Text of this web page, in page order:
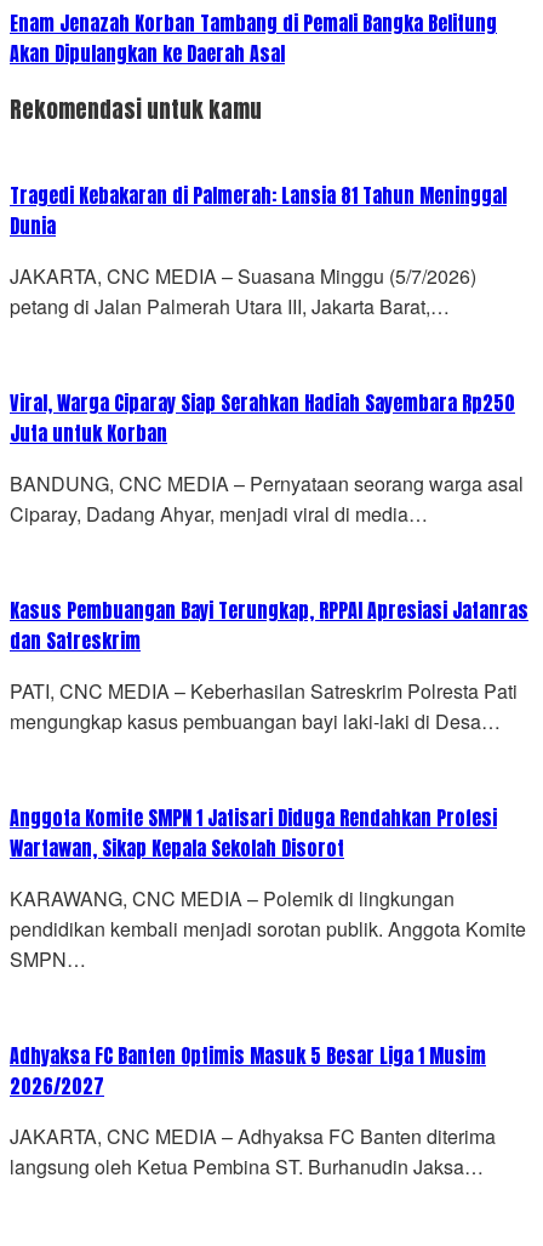
Enam Jenazah Korban Tambang di Pemali Bangka Belitung
Akan Dipulangkan ke Daerah Asal
Rekomendasi untuk kamu
Tragedi Kebakaran di Palmerah: Lansia 81 Tahun Meninggal
Dunia
JAKARTA, CNC MEDIA – Suasana Minggu (5/7/2026)
petang di Jalan Palmerah Utara III, Jakarta Barat,…
Viral, Warga Ciparay Siap Serahkan Hadiah Sayembara Rp250
Juta untuk Korban
BANDUNG, CNC MEDIA – Pernyataan seorang warga asal
Ciparay, Dadang Ahyar, menjadi viral di media…
Kasus Pembuangan Bayi Terungkap, RPPAI Apresiasi Jatanras
dan Satreskrim
PATI, CNC MEDIA – Keberhasilan Satreskrim Polresta Pati
mengungkap kasus pembuangan bayi laki-laki di Desa…
Anggota Komite SMPN 1 Jatisari Diduga Rendahkan Profesi
Wartawan, Sikap Kepala Sekolah Disorot
KARAWANG, CNC MEDIA – Polemik di lingkungan
pendidikan kembali menjadi sorotan publik. Anggota Komite
SMPN…
Adhyaksa FC Banten Optimis Masuk 5 Besar Liga 1 Musim
2026/2027
JAKARTA, CNC MEDIA – Adhyaksa FC Banten diterima
langsung oleh Ketua Pembina ST. Burhanudin Jaksa…